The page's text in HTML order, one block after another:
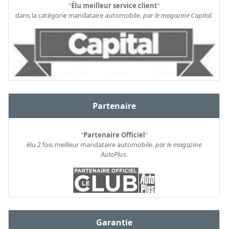
"Élu meilleur service client"
dans la catégorie mandataire automobile.par le magazine Capital.
Partenaire
"Partenaire Officiel"
élu 2 fois meilleur mandataire automobile.par le magazine
AutoPlus.
Garantie